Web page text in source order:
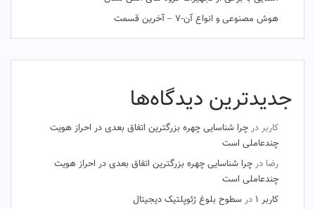
هوش مصنوعی و انواع آن-۷ – آخرین قسمت
جدیدترین دیدگاه‌ها
کاربر در چرا شناسایی چهره بزرگترین اتفاق بعدی در احراز هویت
چندعاملی است
رضا در چرا شناسایی چهره بزرگترین اتفاق بعدی در احراز هویت
چندعاملی است
کاربر ۱
در سطوح بلوغ ژئوپلتیک دیجیتال